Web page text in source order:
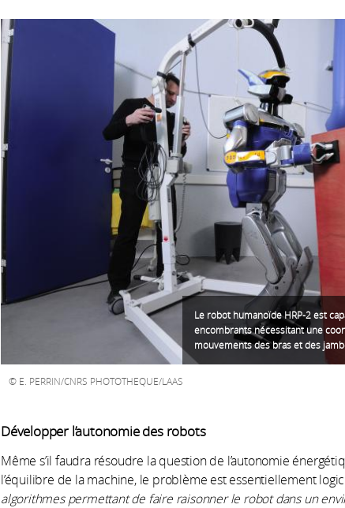
Le robot humanoïde HRP-2 est
encombrants nécessitant une
mouvements des bras et des
E. PERRIN/CNRS PHOTOTHEQUE/LAAS
Développer l’autonomie des robots
Même s’il faudra résoudre la question de l’autonomie
l’équilibre de la machine, le problème est essentiellement
algorithmes permettant de faire raisonner le robot dans un